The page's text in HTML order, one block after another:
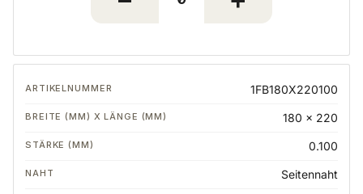
1FB180X220100
180 x 220
0.100
Seitennaht